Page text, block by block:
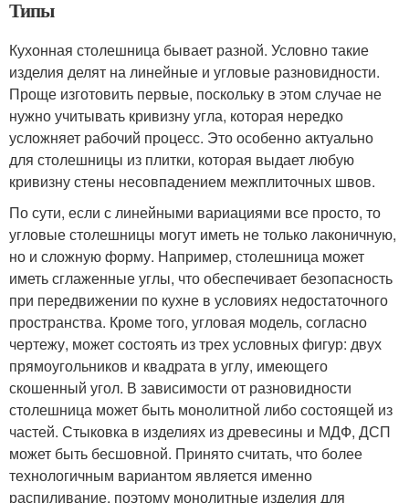
Типы
Кухонная столешница бывает разной. Условно такие
изделия делят на линейные и угловые разновидности.
Проще изготовить первые, поскольку в этом случае не
нужно учитывать кривизну угла, которая нередко
усложняет рабочий процесс. Это особенно актуально
для столешницы из плитки, которая выдает любую
кривизну стены несовпадением межплиточных швов.
По сути, если с линейными вариациями все просто, то
угловые столешницы могут иметь не только лаконичную,
но и сложную форму. Например, столешница может
иметь сглаженные углы, что обеспечивает безопасность
при передвижении по кухне в условиях недостаточного
пространства. Кроме того, угловая модель, согласно
чертежу, может состоять из трех условных фигур: двух
прямоугольников и квадрата в углу, имеющего
скошенный угол. В зависимости от разновидности
столешница может быть монолитной либо состоящей из
частей. Стыковка в изделиях из древесины и МДФ, ДСП
может быть бесшовной. Принято считать, что более
технологичным вариантом является именно
распиливание, поэтому монолитные изделия для